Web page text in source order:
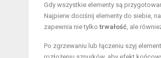
Gdy wszystkie elementy są
Najpierw dociśnij elementy do siebie,
zapewnia nie tylko trwałość , ale
Po zgrzewaniu lub łączeniu szyj